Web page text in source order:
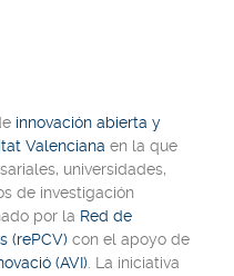
innovación abierta y
Valenciana en la que
universidades,
de investigación
por la Red de
(rePCV) con el apoyo de
(AVI) . La iniciativa